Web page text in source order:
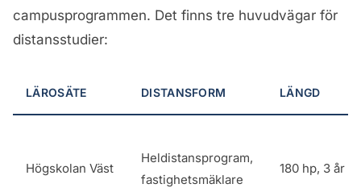
campusprogrammen. Det finns tre huvudvägar för
distansstudier:
LÄROSÄTE DISTANSFORM LÄNGD
Högskolan Väst
Heldistansprogram,
fastighetsmäklare
180 hp, 3 år